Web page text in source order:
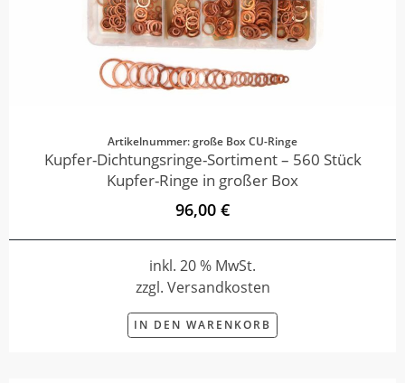
Artikelnummer: große Box CU-Ringe
Kupfer-Dichtungsringe-Sortiment – 560 Stück
Kupfer-Ringe in großer Box
96,00 €
inkl. 20 % MwSt.
zzgl. Versandkosten
IN DEN WARENKORB